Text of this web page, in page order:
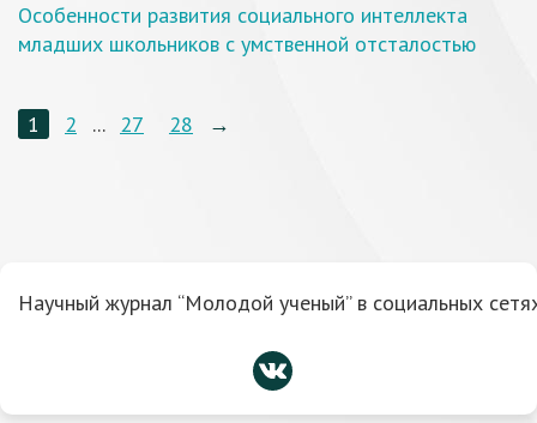
Особенности развития социального интеллекта
младших школьников с умственной отсталостью
1 2 ... 27 28 →
Научный журнал “Молодой ученый” в социальных